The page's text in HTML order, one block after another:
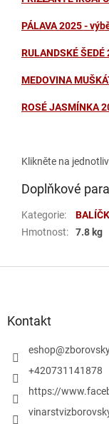
PÁLAVA 2025 -
RULANDSKÉ
MEDOVINA
ROSÉ JASMÍNKA
Klikněte na
Doplňkové
Kategorie:
Hmotnost: 7.8 kg
Kontakt
eshop@
+420731141878
https://